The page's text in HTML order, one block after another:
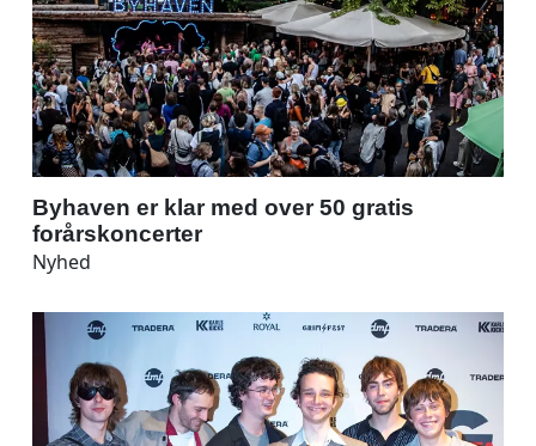
Byhaven er klar med over 50 gratis
forårskoncerter
Nyhed